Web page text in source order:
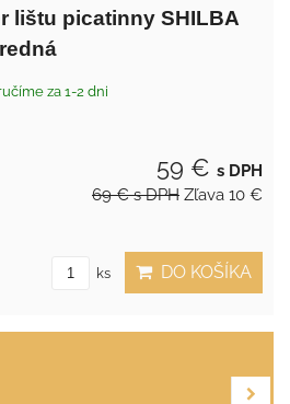
lištu picatinny SHILBA
za 1-2 dni
59 € s DPH
69 €s DPH Zľava 10 €
ks DO KOŠÍKA